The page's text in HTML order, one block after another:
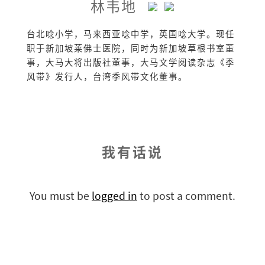
林韦地
台北唸小学，马来西亚唸中学，英国唸大学。现任
职于新加坡莱佛士医院，同时为新加坡草根书室董
事，大马大将出版社董事，大马文学阅读杂志《季
风带》发行人，台湾季风带文化董事。
我有话说
You must be logged in to post a comment.